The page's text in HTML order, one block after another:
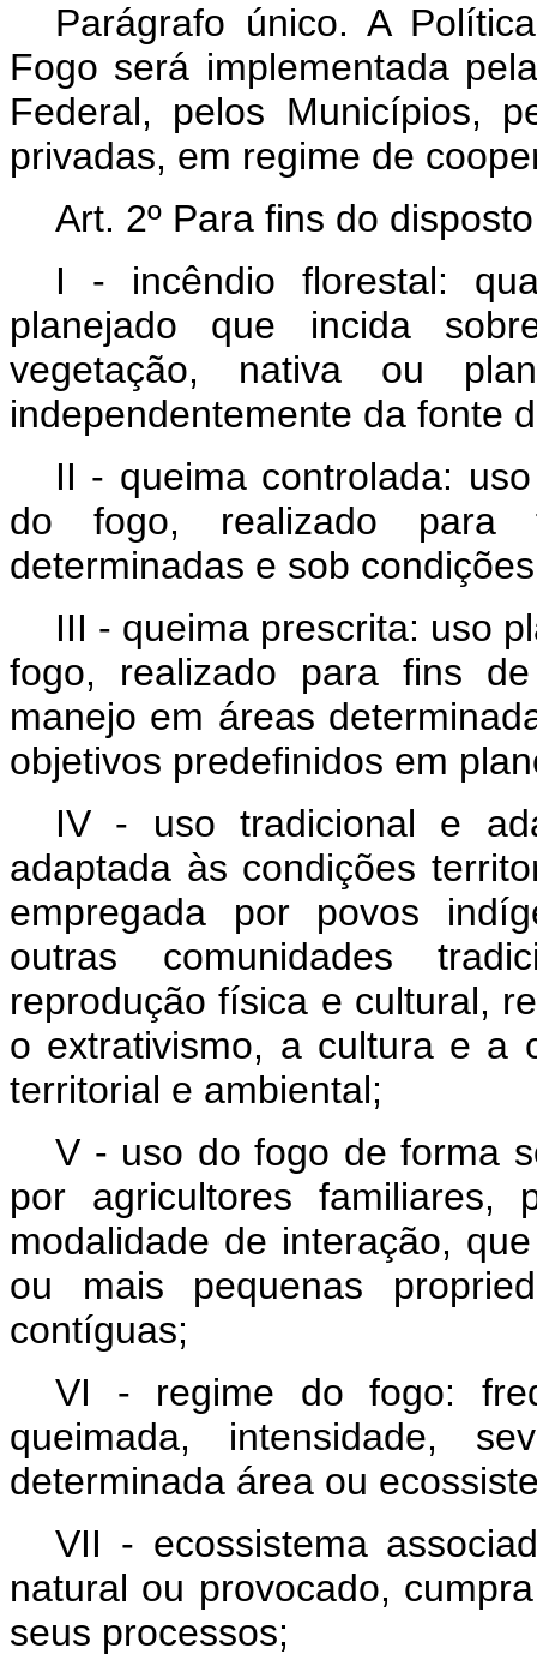
Parágrafo único. A
Fogo será implementada
Federal, pelos Municípios,
privadas, em regime de
Art. 2º Para fins do
I - incêndio florestal:
planejado que incida
vegetação, nativa ou
independentemente da fonte
II - queima controlada:
do fogo, realizado para
determinadas e sob
III - queima prescrita: uso
fogo, realizado para fins
manejo em áreas
objetivos predefinidos em
IV - uso tradicional e
adaptada às condições
empregada por povos
outras comunidades
reprodução física e cultural,
o extrativismo, a cultura e a
territorial e ambiental;
V - uso do fogo de forma
por agricultores
modalidade de interação,
ou mais pequenas
contíguas;
VI - regime do fogo:
queimada, intensidade,
determinada área ou
VII - ecossistema
natural ou provocado,
seus processos;